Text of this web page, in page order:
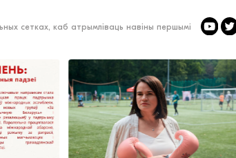
сетках, каб атрымліваць навіны першымі